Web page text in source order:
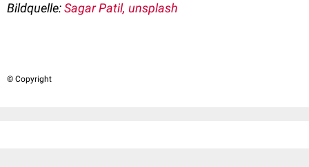
Bildquelle:Sagar Patil, unsplash
© Copyright